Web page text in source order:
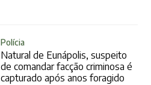
Polícia
Natural de Eunápolis, suspeito
de comandar facção criminosa é
capturado após anos foragido